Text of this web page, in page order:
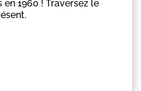
1960 ! Traversez le